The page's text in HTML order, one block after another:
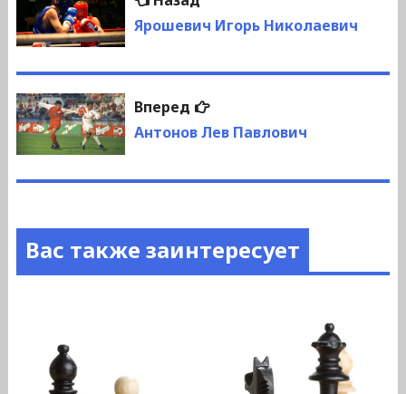
по
записям
запись:
Ярошевич Игорь Николаевич
Вперед
Следующая
запись:
Антонов Лев Павлович
Вас также заинтересует